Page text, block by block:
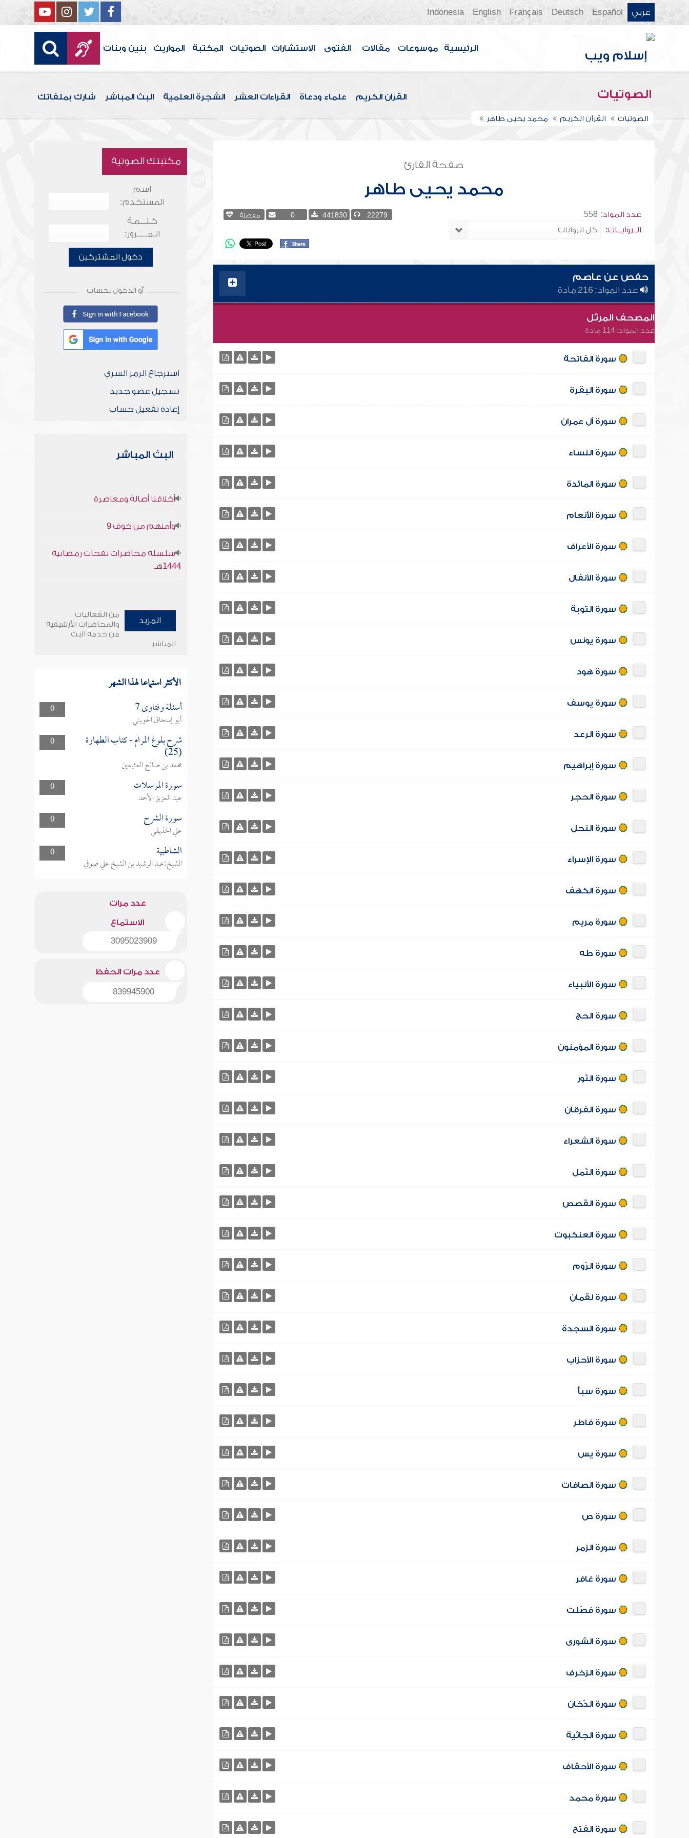
عربي Español
Deutsch
Français
English
Indonesia
الرئيسية موسوعات مقالات الفتوى الاستشارات الصوتيات المكتبة المواريث بنين وبنات
الصوتيات القرآن الكريم علماء ودعاة القراءات العشر الشجرة العلمية البث المباشر شارك بملفاتك
الصوتيات القرآن الكريم محمد يحيى طاهر
صفحة القارئ
محمد يحيى طاهر
عدد المواد: 558
الــروايـــات:
22279
441830
0 مفضلة
حفص عن عاصم
عدد المواد: 216 مادة
المصحف المرتّل
عدد المواد: 114 مادة
سورة الفاتحة
سورة البقرة
سورة آل عمران
سورة النساء
سورة المائدة
سورة الأنعام
سورة الأعراف
سورة الأنفال
سورة التوبة
سورة يونس
سورة هود
سورة يوسف
سورة الرعد
سورة إبراهيم
سورة الحجر
سورة النحل
سورة الإسراء
سورة الكهف
سورة مريم
سورة طه
سورة الأنبياء
سورة الحج
سورة المؤمنون
سورة النّور
سورة الفرقان
سورة الشعراء
سورة النّمل
سورة القصص
سورة العنكبوت
سورة الرّوم
سورة لقمان
سورة السجدة
سورة الأحزاب
سورة سبأ
سورة فاطر
سورة يس
سورة الصافات
سورة ص
سورة الزمر
سورة غافر
سورة فصّلت
سورة الشورى
سورة الزخرف
سورة الدّخان
سورة الجاثية
سورة الأحقاف
سورة محمد
سورة الفتح
مكتبتك الصوتية
اسم
المستخدم:
كـلـــمـة
الـمـــــرور:
دخول المشتركين
أو الدخول بحساب
استرجاع الرمز السري
تسجيل عضو جديد
إعادة تفعيل حساب
البث المباشر
أخلاقنا أصالة ومعاصرة
وأمنهم من خوف 9
سلسلة محاضرات نفحات رمضانية
1444هـ
المزيد
من الفعاليات
والمحاضرات الأرشيفية
من خدمة البث
المباشر
الأكثر استماعا لهذا الشهر
0 أسئلة وفتاوى 7
أبو إسحاق الحويني
0
شرح بلوغ المرام - كتاب الطهارة
(25)
محمد بن صالح العثيمين
0
سورة المرسلات
عبد العزيز الأحمد
0
سورة الشرح
علي الحذيفي
0
الشاطبية
الشيخ:عبد الرشيد بن الشيخ علي صوفي
عدد مرات
الاستماع
3095023909
عدد مرات الحفظ
839945900